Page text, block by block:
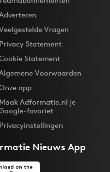
Vragen
Privacy Statement
Statement
Voorwaarden
app
Maak Adformatie.nl je
favoriet
Privacyinstellingen
Nieuws App